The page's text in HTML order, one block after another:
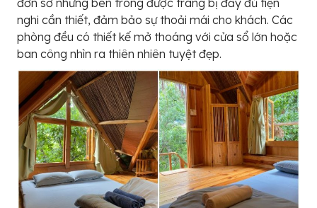
đơn sơ nhưng bên trong được trang bị đầy đủ tiện
nghi cần thiết, đảm bảo sự thoải mái cho khách. Các
phòng đều có thiết kế mở thoáng với cửa sổ lớn hoặc
ban công nhìn ra thiên nhiên tuyệt đẹp.